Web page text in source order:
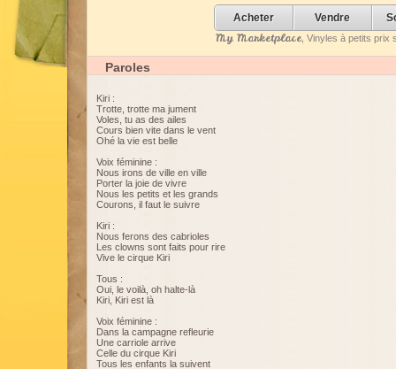
Acheter Vendre
My Marketplace, Vinyles à petits prix
Paroles
Kiri :
Trotte, trotte ma jument
Voles, tu as des ailes
Cours bien vite dans le vent
Ohé la vie est belle
Voix féminine :
Nous irons de ville en ville
Porter la joie de vivre
Nous les petits et les grands
Courons, il faut le suivre
Kiri :
Nous ferons des cabrioles
Les clowns sont faits pour rire
Vive le cirque Kiri
Tous :
Oui, le voilà, oh halte-là
Kiri, Kiri est là
Voix féminine :
Dans la campagne refleurie
Une carriole arrive
Celle du cirque Kiri
Tous les enfants la suivent